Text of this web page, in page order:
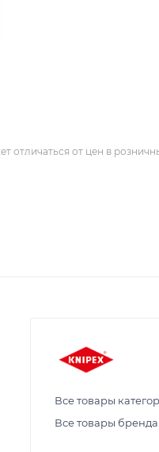
отличаться от цен в
Все товары
Все товары бренда